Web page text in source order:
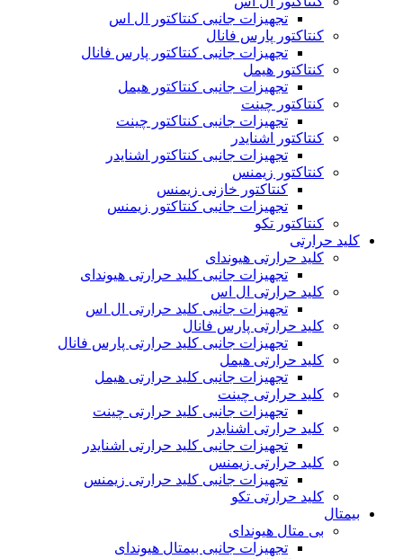
تجهیزات جانبی کنتاکتور ال اس
کنتاکتور پارس فانال
تجهیزات جانبی کنتاکتور پارس فانال
کنتاکتور هیمل
تجهیزات جانبی کنتاکتور هیمل
کنتاکتور چینت
تجهیزات جانبی کنتاکتور چینت
کنتاکتور اشنایدر
تجهیزات جانبی کنتاکتور اشنایدر
کنتاکتور زیمنس
کنتاکتور خازنی زیمنس
تجهیزات جانبی کنتاکتور زیمنس
کنتاکتور تکو
کلید حرارتی
کلید حرارتی هیوندای
تجهیزات جانبی کلید حرارتی هیوندای
کلید حرارتی ال اس
تجهیزات جانبی کلید حرارتی ال اس
کلید حرارتی پارس فانال
تجهیزات جانبی کلید حرارتی پارس فانال
کلید حرارتی هیمل
تجهیزات جانبی کلید حرارتی هیمل
کلید حرارتی چینت
تجهیزات جانبی کلید حرارتی چینت
کلید حرارتی اشنایدر
تجهیزات جانبی کلید حرارتی اشنایدر
کلید حرارتی زیمنس
تجهیزات جانبی کلید حرارتی زیمنس
کلید حرارتی تکو
بیمتال
بی متال هیوندای
تجهیزات جانبی بیمتال هیوندای